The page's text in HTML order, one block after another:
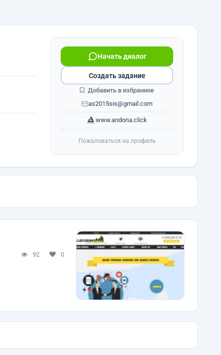
Начать диалог
as2015sis@gmail.com
www.andona.click
Создать задание
Добавить в избранное
Пожаловаться на профиль
92 0